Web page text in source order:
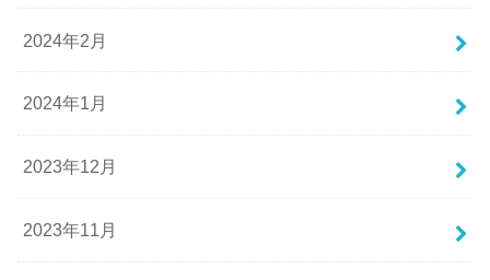
2024年2月
2024年1月
2023年12月
2023年11月